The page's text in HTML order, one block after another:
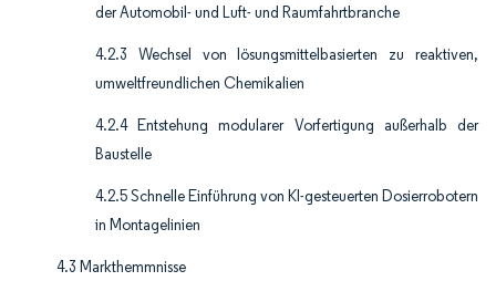
der Automobil- und Luft- und Raumfahrtbranche
4.2.3 Wechsel von lösungsmittelbasierten zu reaktiven,
umweltfreundlichen Chemikalien
4.2.4 Entstehung modularer Vorfertigung außerhalb der
Baustelle
4.2.5 Schnelle Einführung von KI-gesteuerten Dosierrobotern
in Montagelinien
4.3 Markthemmnisse